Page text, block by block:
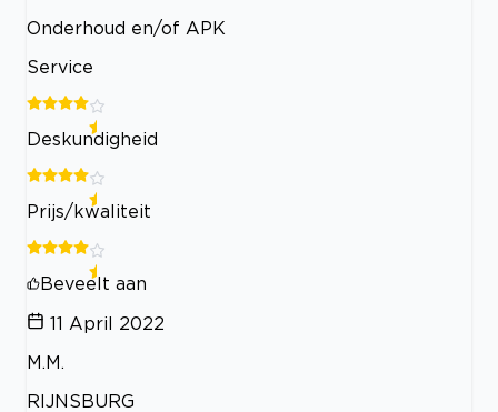
Onderhoud en/of APK
Service
Deskundigheid
Prijs/kwaliteit
Beveelt aan
11 April 2022
M.M.
RIJNSBURG